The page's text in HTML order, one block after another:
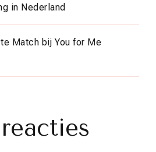
in Nederland
Match bij You for Me